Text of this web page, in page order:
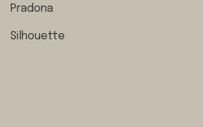
Pradona
Silhouette